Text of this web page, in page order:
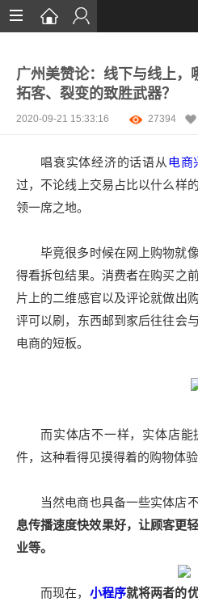
网站设计
App定制
案例鉴赏
解决方案
广州美赞论：线下与线上，
拓客、裂变的致胜武器？
2020-09-21 15:33:16 27394
唱衰实体经济的话语从 电商
过，不论线上交易占比以什么样
领一席之地。
毕竟很多时候在网上购物就
得看拆包结果。消费者在购买之
片上的二维感官以及评论就做出
评可以刷，东西邮到家后往往会
电商的短板。
而实体店不一样，实体店
件，这种看得见摸得着的购物体
当然电商也具备一些实体店
息传播速度快效果好，让顾客更
业等。
而现在， 小程序就将两者的